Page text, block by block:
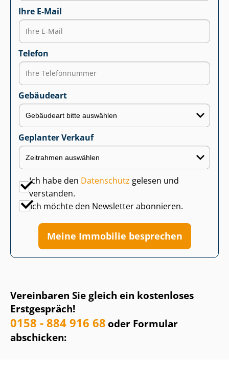
Vereinbaren Sie gleich ein kostenloses
Erstgespräch!
0158 - 884 916 68oder Formular
abschicken:
Ihre E-Mail
Telefon
Gebäudeart
Geplanter Verkauf
Ich habe den Datenschutz gelesen und
verstanden.
Ich möchte den Newsletter abonnieren.
Meine Immobilie besprechen